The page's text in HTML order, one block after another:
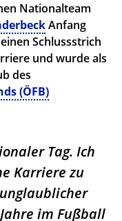
Nationalteam
Anfang
Schlussstrich
und wurde als
des
(ÖFB)
Tag. Ich
Karriere zu
im Fußball